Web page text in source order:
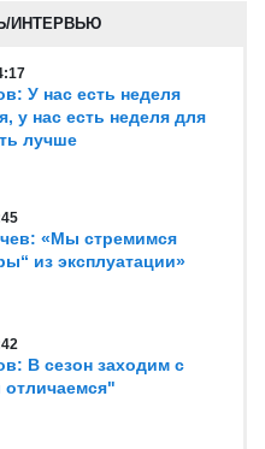
ИНТЕРВЬЮ
У нас есть неделя
у нас есть неделя для
лучше
«Мы стремимся
из эксплуатации»
В сезон заходим с